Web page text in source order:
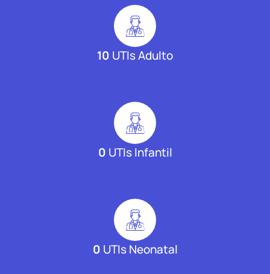
10 UTIs Adulto
0 UTIs Infantil
0 UTIs Neonatal